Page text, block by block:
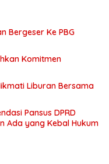
Bergeser Ke PBG
Komitmen
Liburan Bersama
Pansus DPRD
Ada yang Kebal Hukum